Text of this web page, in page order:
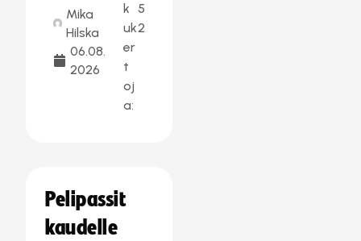
Mika
Hilska
06.08.
2026
k
uk
er
t
oj
a:
5
2
Pelipassit
kaudelle